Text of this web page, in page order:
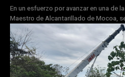
En un esfuerzo por avanzar en una de
Maestro de Alcantarillado de Mocoa,